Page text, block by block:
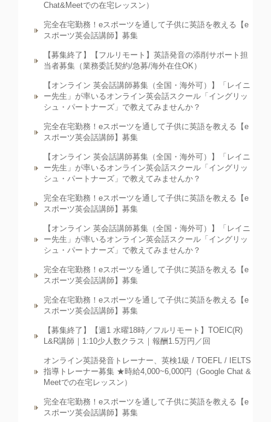
Chat&Meetでの在宅レッスン）
完全在宅勤務！eスポーツを通して子供に英語を教える【e
スポーツ英会話講師】募集
【募集終了】【フルリモート】英語発音の添削サポート担
当者募集（業務委託契約/急募/海外在住OK）
【オンライン 英会話講師募集（全国・海外可）】「レイニ
ー先生」が率いるオンライン英会話スクール「イングリッ
シュ・パートナーズ」で教えてみませんか？
完全在宅勤務！eスポーツを通して子供に英語を教える【e
スポーツ英会話講師】募集
【オンライン 英会話講師募集（全国・海外可）】「レイニ
ー先生」が率いるオンライン英会話スクール「イングリッ
シュ・パートナーズ」で教えてみませんか？
完全在宅勤務！eスポーツを通して子供に英語を教える【e
スポーツ英会話講師】募集
【オンライン 英会話講師募集（全国・海外可）】「レイニ
ー先生」が率いるオンライン英会話スクール「イングリッ
シュ・パートナーズ」で教えてみませんか？
完全在宅勤務！eスポーツを通して子供に英語を教える【e
スポーツ英会話講師】募集
完全在宅勤務！eスポーツを通して子供に英語を教える【e
スポーツ英会話講師】募集
【募集終了】【週1 水曜18時／フルリモート】TOEIC(R)
L&R講師｜1:10少人数クラス｜報酬1.5万円／回
オンライン英語発音トレーナー、英検1級 / TOEFL / IELTS
指導トレーナー募集 ★時給4,000~6,000円（Google Chat &
Meetでの在宅レッスン）
完全在宅勤務！eスポーツを通して子供に英語を教える【e
スポーツ英会話講師】募集